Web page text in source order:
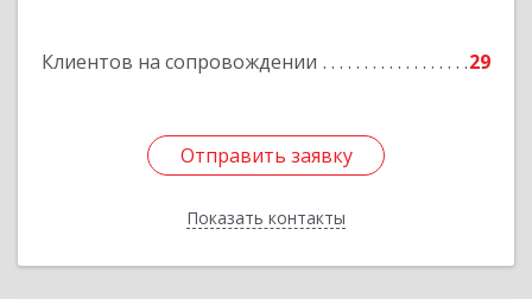
Клиентов на сопровождении 29
Отправить заявку
Показать контакты
Отправить заявку
Назад